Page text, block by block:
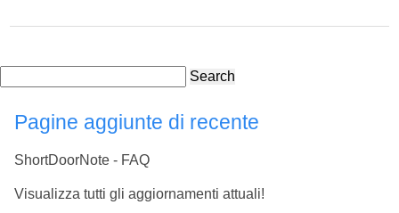
Search
Pagine aggiunte di recente
ShortDoorNote - FAQ
Visualizza tutti gli aggiornamenti attuali!